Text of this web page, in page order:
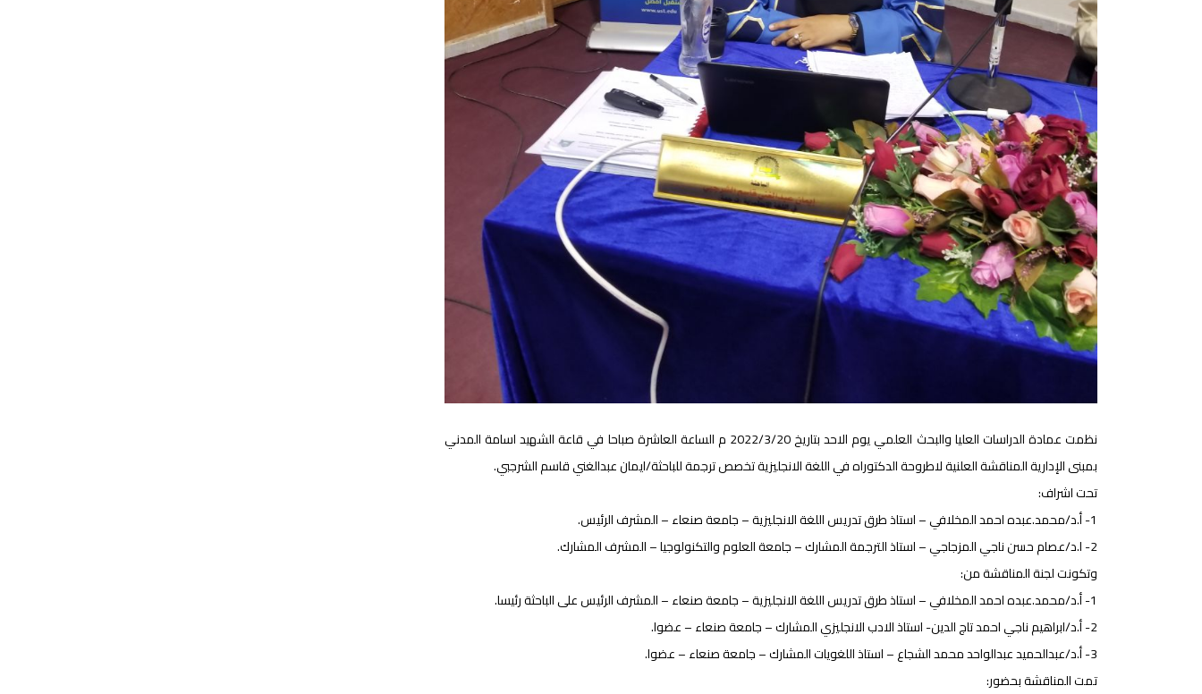
نظمت عمادة الدراسات العليا والبحث العلمي يوم الاحد بتاريخ 2022/3/20 م الساعة العاشرة صباحا في قاعة الشهيد اسامة المدني
بمبنى الإدارية المناقشة العلنية لاطروحة الدكتوراه في اللغة الانجليزية تخصص ترجمة للباحثة/ايمان عبدالغني قاسم الشرجبي.
تحت اشراف:
1- أ.د/محمد.عبده احمد المخلافي – استاذ طرق تدريس اللغة الانجليزية – جامعة صنعاء – المشرف الرئيس.
2- ا.د/عصام حسن ناجي المزجاجي – استاذ الترجمة المشارك – جامعة العلوم والتكنولوجيا – المشرف المشارك.
وتكونت لجنة المناقشة من:
1- أ.د/محمد.عبده احمد المخلافي – استاذ طرق تدريس اللغة الانجليزية – جامعة صنعاء – المشرف الرئيس على الباحثة رئيسا.
2- أ.د/ابراهيم ناجي احمد تاج الدين- استاذ الادب الانجليزي المشارك – جامعة صنعاء – عضوا.
3- أ.د/عبدالحميد عبدالواحد محمد الشجاع – استاذ اللغويات المشارك – جامعة صنعاء – عضوا.
تمت المناقشة بحضور: